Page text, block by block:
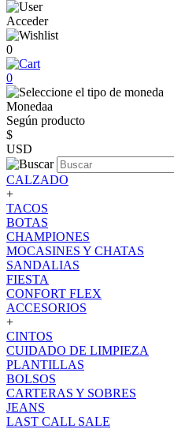
Acceder
0
0
Monedaa
Según producto
$
USD
CALZADO
+
TACOS
BOTAS
CHAMPIONES
MOCASINES Y CHATAS
SANDALIAS
FIESTA
CONFORT FLEX
ACCESORIOS
+
CINTOS
CUIDADO DE LIMPIEZA
PLANTILLAS
BOLSOS
CARTERAS Y SOBRES
JEANS
LAST CALL SALE